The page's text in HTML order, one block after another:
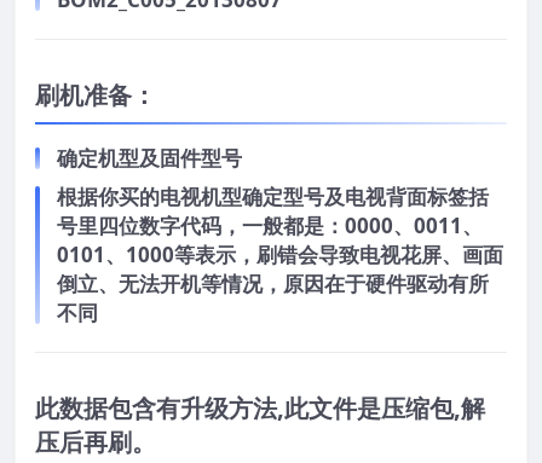
刷机准备：
确定机型及固件型号
根据你买的电视机型确定型号及电视背面标签括
号里四位数字代码，一般都是：0000、0011、
0101、1000等表示，刷错会导致电视花屏、画面
倒立、无法开机等情况，原因在于硬件驱动有所
不同
此数据包含有升级方法,此文件是压缩包,解
压后再刷。